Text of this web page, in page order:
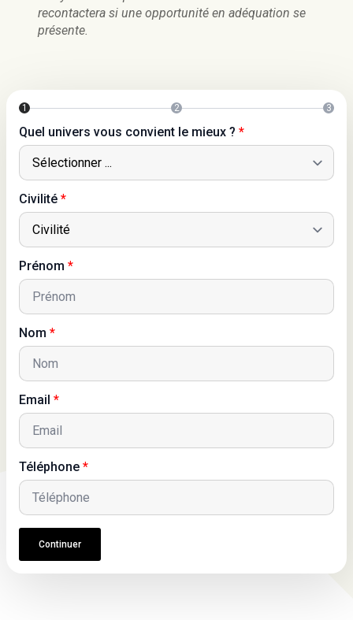
recontactera si une opportunité en adéquation se
présente.
1 2 3
Quel univers vous convient le mieux ? *
Civilité *
Prénom *
Nom *
Email *
Téléphone *
Continuer